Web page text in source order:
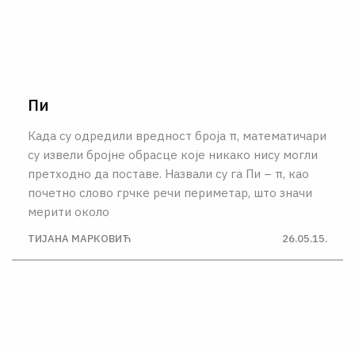
Пи
Када су одредили вредност броја π, математичари
су извели бројне обрасце које никако нису могли
претходно да поставе. Назвали су га Пи – π, као
почетно слово грчке речи периметар, што значи
мерити около
ТИЈАНА МАРКОВИЋ 26.05.15.